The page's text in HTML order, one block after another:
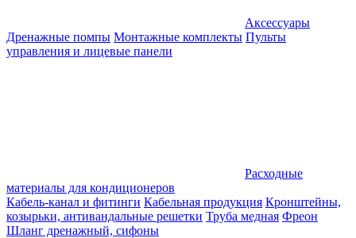
Аксессуары
Дренажные помпы Монтажные комплекты Пульты
управления и лицевые панели
Расходные
материалы для кондиционеров
Кабель-канал и фитинги Кабельная продукция Кронштейны,
козырьки, антивандальные решетки Труба медная Фреон
Шланг дренажный, сифоны